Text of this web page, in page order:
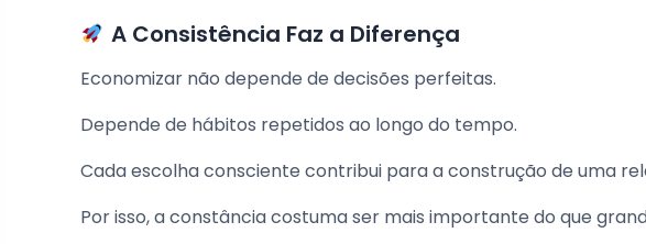
A Consistência Faz a Diferença
Economizar não depende de decisões perfeitas.
Depende de hábitos repetidos ao longo do tempo.
Cada escolha consciente contribui para a construção de uma
Por isso, a constância costuma ser mais importante do que